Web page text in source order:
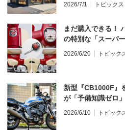
2026/7/1 トピックス
まだ購入できる！
の特別な「スーパー
2026/6/20 トピック
新型『CB1000F』
が「予備知識ゼロ
2026/6/10 トピック